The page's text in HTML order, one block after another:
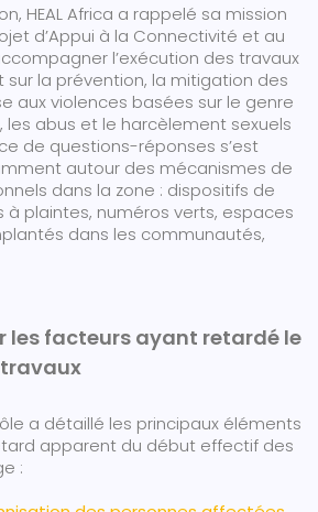
HEAL Africa a rappelé sa mission
d’Appui à la Connectivité et au
l’exécution des travaux
sur la prévention, la mitigation des
aux violences basées sur le genre
les abus et le harcèlement sexuels
de questions-réponses s’est
autour des mécanismes de
dans la zone : dispositifs de
plaintes, numéros verts, espaces
dans les communautés,
les facteurs ayant retardé le
a détaillé les principaux éléments
apparent du début effectif des
: